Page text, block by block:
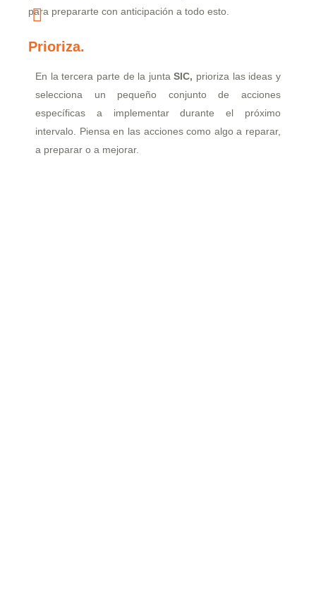
para prepararte con anticipación a todo esto.
Prioriza.
En la tercera parte de la junta SIC, prioriza las ideas y
selecciona un pequeño conjunto de acciones
específicas a implementar durante el próximo
intervalo. Piensa en las acciones como algo a reparar,
a preparar o a mejorar.